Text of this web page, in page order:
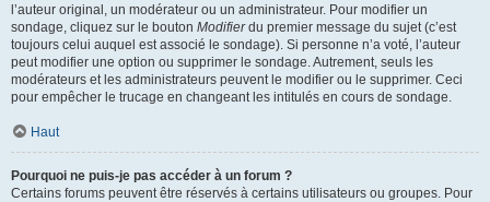
l’auteur original, un modérateur ou un administrateur. Pour modifier un
sondage, cliquez sur le bouton Modifierdu premier message du sujet (c’est
toujours celui auquel est associé le sondage). Si personne n’a voté, l’auteur
peut modifier une option ou supprimer le sondage. Autrement, seuls les
modérateurs et les administrateurs peuvent le modifier ou le supprimer. Ceci
pour empêcher le trucage en changeant les intitulés en cours de sondage.
Haut
Pourquoi ne puis-je pas accéder à un forum ?
Certains forums peuvent être réservés à certains utilisateurs ou groupes. Pour